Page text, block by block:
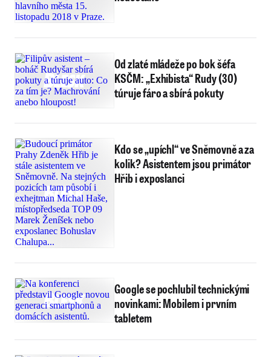
Od zlaté mládeže po bok šéfa
KSČM: „Exhibista“ Rudy (30)
túruje fáro a sbírá pokuty
Kdo se „upíchl“ ve Sněmovně a za
kolik? Asistentem jsou primátor
Hřib i exposlanci
Google se pochlubil technickými
novinkami: Mobilem i prvním
tabletem